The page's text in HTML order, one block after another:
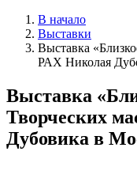
В начало
Выставки
Выставка
РАХ Николая
Выставка
Творческих
Дубовика в